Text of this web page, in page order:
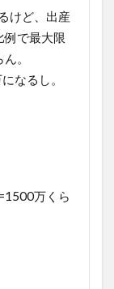
けど、出産
例で最大限
。
なるし。
万くら